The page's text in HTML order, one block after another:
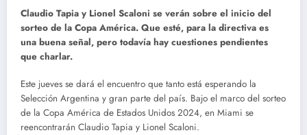
Claudio Tapia y Lionel Scaloni se verán sobre el inicio del
sorteo de la Copa América. Que esté, para la directiva es
una buena señal, pero todavía hay cuestiones pendientes
que charlar.
Este jueves se dará el encuentro que tanto está esperando la
Selección Argentina y gran parte del país. Bajo el marco del sorteo
de la Copa América de Estados Unidos 2024, en Miami se
reencontrarán Claudio Tapia y Lionel Scaloni.